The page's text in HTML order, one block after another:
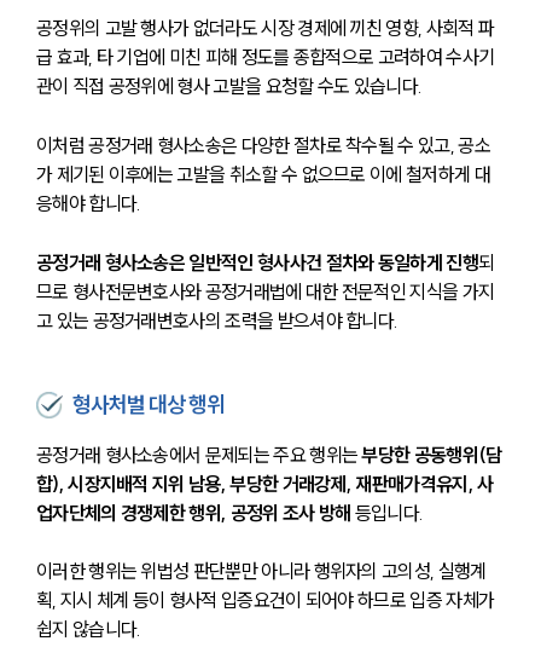
공정위의 고발 행사가 없더라도 시장 경제에 끼친 영향, 사회적 파
급 효과, 타 기업에 미친 피해 정도를 종합적으로 고려하여 수사기
관이 직접 공정위에 형사 고발을 요청할 수도 있습니다.
이처럼 공정거래 형사소송은 다양한 절차로 착수될 수 있고, 공소
가 제기된 이후에는 고발을 취소할 수 없으므로 이에 철저하게 대
응해야 합니다.
공정거래 형사소송은 일반적인 형사사건 절차와 동일하게 진행되
므로 형사전문변호사와 공정거래법에 대한 전문적인 지식을 가지
고 있는 공정거래변호사의 조력을 받으셔야 합니다.
형사처벌 대상 행위
공정거래 형사소송에서 문제되는 주요 행위는 부당한 공동행위(담
합), 시장지배적 지위 남용, 부당한 거래강제, 재판매가격유지, 사
업자단체의 경쟁제한 행위, 공정위 조사 방해 등입니다.
이러한 행위는 위법성 판단뿐만 아니라 행위자의 고의성, 실행계
획, 지시 체계 등이 형사적 입증요건이 되어야 하므로 입증 자체가
쉽지 않습니다.